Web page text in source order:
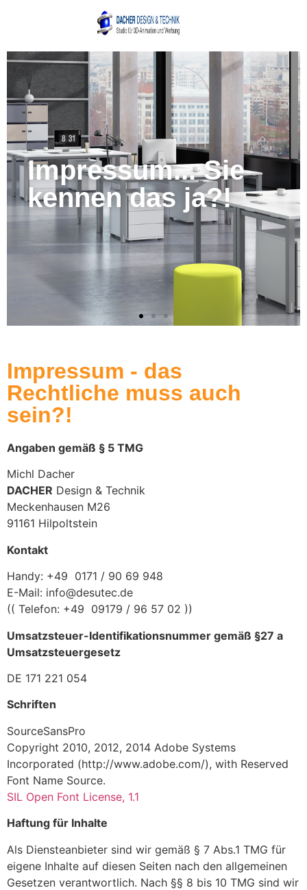
Impressum... Sie
kennen das ja?!
Impressum - das
Rechtliche muss auch
sein?!
Angaben gemäß § 5 TMG
Michl Dacher
DACHER Design & Technik
Meckenhausen M26
91161 Hilpoltstein
Kontakt
Handy: +49 0171 / 90 69 948
E-Mail: info@desutec.de
(( Telefon: +49 09179 / 96 57 02 ))
Umsatzsteuer-Identifikationsnummer gemäß §27 a
Umsatzsteuergesetz
DE 171 221 054
Schriften
SourceSansPro
Copyright 2010, 2012, 2014 Adobe Systems
Incorporated (http://www.adobe.com/), with Reserved
Font Name Source.
SIL Open Font License, 1.1
Haftung für Inhalte
Als Diensteanbieter sind wir gemäß § 7 Abs.1 TMG für
eigene Inhalte auf diesen Seiten nach den allgemeinen
Gesetzen verantwortlich. Nach §§ 8 bis 10 TMG sind wir